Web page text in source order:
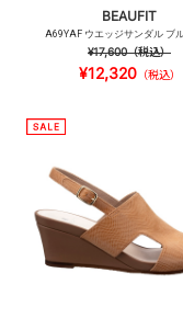
BEAUFIT
A69YAF ウエッジサンダル ブ
¥17,600（税込）
¥12,320（税込）